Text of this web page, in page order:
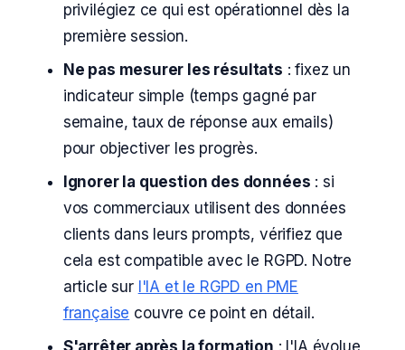
privilégiez ce qui est opérationnel dès la
première session.
Ne pas mesurer les résultats : fixez un
indicateur simple (temps gagné par
semaine, taux de réponse aux emails)
pour objectiver les progrès.
Ignorer la question des données : si
vos commerciaux utilisent des données
clients dans leurs prompts, vérifiez que
cela est compatible avec le RGPD. Notre
article sur l'IA et le RGPD en PME
française couvre ce point en détail.